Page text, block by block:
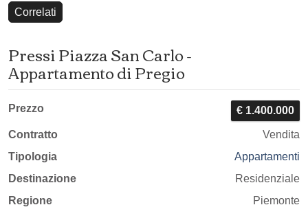
Correlati
Pressi Piazza San Carlo -
Appartamento di Pregio
Prezzo € 1.400.000
Contratto
Vendita
Tipologia
Appartamenti
Destinazione
Residenziale
Regione
Piemonte